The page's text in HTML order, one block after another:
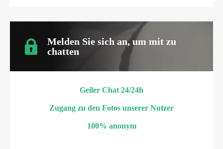
Melden Sie sich an, um mit zu
chatten
Geiler Chat 24/24h
Zugang zu den Fotos unserer Nutzer
100% anonym